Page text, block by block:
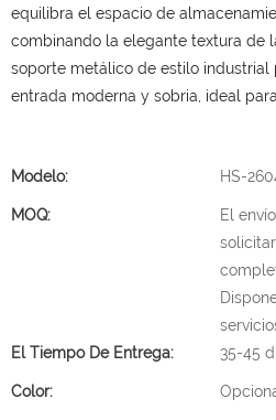
equilibra el espacio de
combinando la elegante textura de
soporte metálico de estilo industrial
entrada moderna y sobria, ideal
Modelo: HS-
MOQ:
El
El Tiempo De Entrega:
35-45
Color: